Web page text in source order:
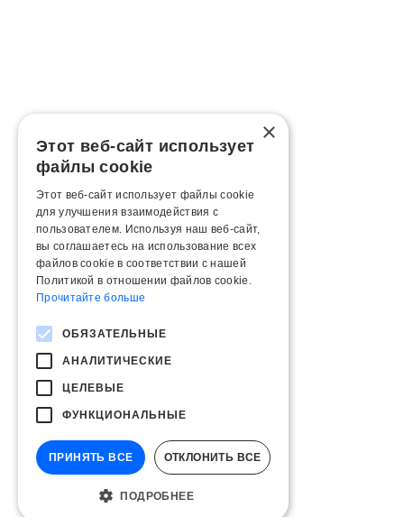
×
Этот веб-сайт использует
файлы cookie
Этот веб-сайт использует файлы cookie
для улучшения взаимодействия с
пользователем. Используя наш веб-сайт,
вы соглашаетесь на использование всех
файлов cookie в соответствии с нашей
Политикой в ​​отношении файлов cookie.
Прочитайте больше
ОБЯЗАТЕЛЬНЫЕ
АНАЛИТИЧЕСКИЕ
ЦЕЛЕВЫЕ
ФУНКЦИОНАЛЬНЫЕ
ПРИНЯТЬ ВСЕ ОТКЛОНИТЬ ВСЕ
ПОДРОБНЕЕ